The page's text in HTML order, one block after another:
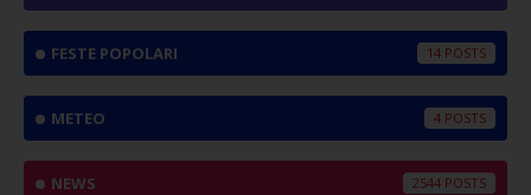
FESTE POPOLARI 14
METEO 4
NEWS 2544